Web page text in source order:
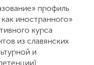
профиль
иностранного»
курса
из славянских
и